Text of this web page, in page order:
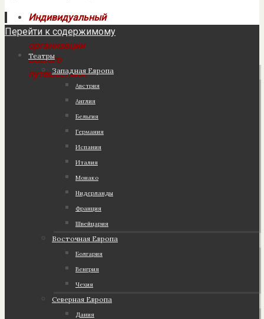
Индивидуальный
подход к
организации
Вашего
путешествия!
Перейти к содержимому
Театры
Западная Европа
Австрия
Англия
Бельгия
Германия
Испания
Италия
Монако
Нидерланды
Франция
Швейцария
Восточная Европа
Болгария
Венгрия
Чехия
Северная Европа
Дания